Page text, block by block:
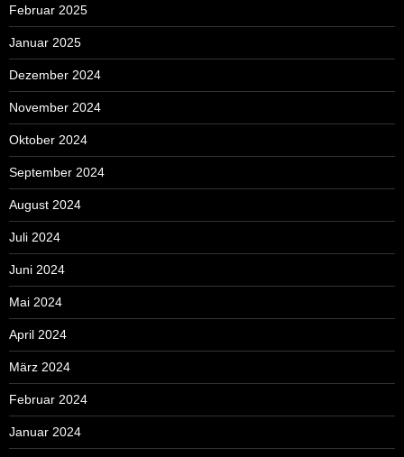
Februar 2025
Januar 2025
Dezember 2024
November 2024
Oktober 2024
September 2024
August 2024
Juli 2024
Juni 2024
Mai 2024
April 2024
März 2024
Februar 2024
Januar 2024